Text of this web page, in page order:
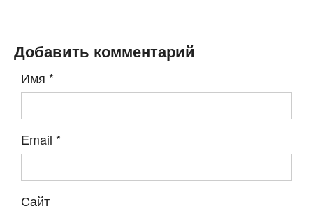
Добавить комментарий
Имя *
Email *
Сайт